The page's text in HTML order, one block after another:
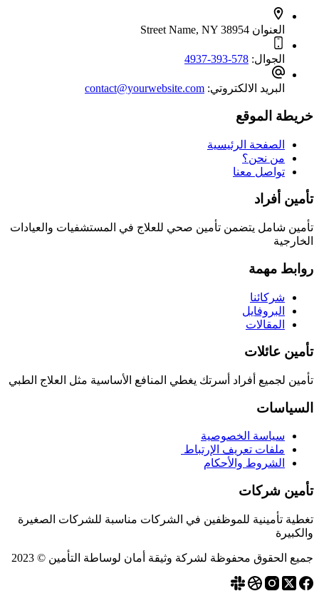
العنوان Street Name, NY 38954
الجوال: 578-393-4937
البريد الالكتروتي: contact@yourwebsite.com
خريطة الموقع
الصفحة الرئيسية
من نحن؟
تواصل معنا
تأمين أفراد
تأمين شامل يتضمن تأمين صحي للعلاج في المستشفيات والعيادات
الخارجية
روابط مهمة
شركائنا
البروفايل
المقالات
تأمين عائلات
تأمين لجميع أفراد أسرتك يغطي المنافع الأساسية مثل العلاج الطبي
السياسات
سياسة الخصوصية
ملفات تعريف الإرتباط
الشروط والأحكام
تأمين شركات
تغطية تأمينية للموظفين في الشركات مناسبة للشركات الصغيرة
والكبيرة
جميع الحقوق محفوظة لشركة وثيقة أمان لوساطة التأمين © 2023